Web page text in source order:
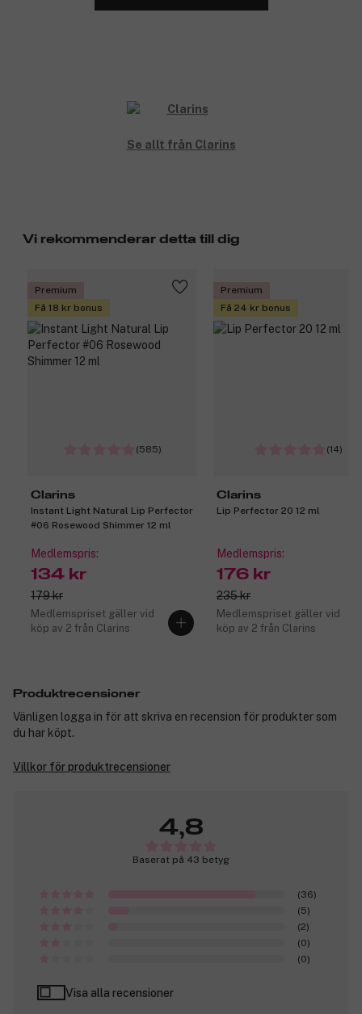
Se allt från Clarins
Vi rekommenderar detta till dig
Premium
Få 18 kr bonus
(585)
Clarins
Instant Light Natural Lip Perfector
#06 Rosewood Shimmer 12 ml
Medlemspris:
134 kr
179 kr
Medlemspriset gäller vid
köp av 2 från Clarins
Premium
Få 24 kr bonus
(14)
Clarins
Lip Perfector 20 12 ml
Medlemspris:
176 kr
235 kr
Medlemspriset gäller vid
köp av 2 från Clarins
Produktrecensioner
Vänligen logga in för att skriva en recension för produkter som
du har köpt.
Villkor för produktrecensioner
4,8
Baserat på 43 betyg
(36)
(5)
(2)
(0)
(0)
Visa alla recensioner